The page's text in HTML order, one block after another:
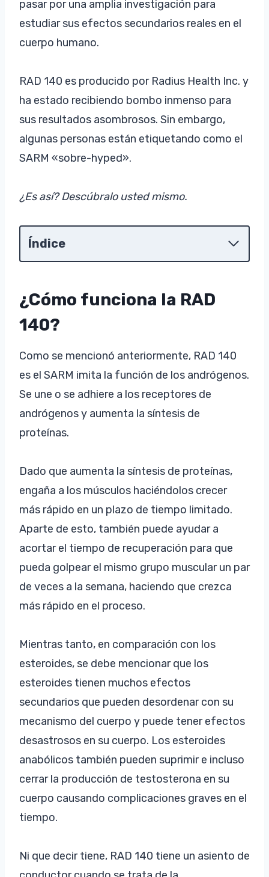
pasar por una amplia investigación para
estudiar sus efectos secundarios reales en el
cuerpo humano.
RAD 140 es producido por Radius Health Inc. y
ha estado recibiendo bombo inmenso para
sus resultados asombrosos. Sin embargo,
algunas personas están etiquetando como el
SARM «sobre-hyped».
¿Es así? Descúbralo usted mismo.
Índice
¿Cómo funciona la RAD
140?
Como se mencionó anteriormente, RAD 140
es el SARM imita la función de los andrógenos.
Se une o se adhiere a los receptores de
andrógenos y aumenta la síntesis de
proteínas.
Dado que aumenta la síntesis de proteínas,
engaña a los músculos haciéndolos crecer
más rápido en un plazo de tiempo limitado.
Aparte de esto, también puede ayudar a
acortar el tiempo de recuperación para que
pueda golpear el mismo grupo muscular un par
de veces a la semana, haciendo que crezca
más rápido en el proceso.
Mientras tanto, en comparación con los
esteroides, se debe mencionar que los
esteroides tienen muchos efectos
secundarios que pueden desordenar con su
mecanismo del cuerpo y puede tener efectos
desastrosos en su cuerpo. Los esteroides
anabólicos también pueden suprimir e incluso
cerrar la producción de testosterona en su
cuerpo causando complicaciones graves en el
tiempo.
Ni que decir tiene, RAD 140 tiene un asiento de